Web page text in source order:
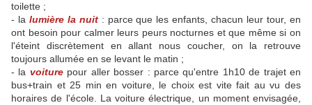
toilette ;
- la lumière la nuit: parce que les enfants, chacun leur tour, en
ont besoin pour calmer leurs peurs nocturnes et que même si on
l'éteint discrètement en allant nous coucher, on la retrouve
toujours allumée en se levant le matin ;
- la voiture pour aller bosser : parce qu'entre 1h10 de trajet en
bus+train et 25 min en voiture, le choix est vite fait au vu des
horaires de l'école. La voiture électrique, un moment envisagée,